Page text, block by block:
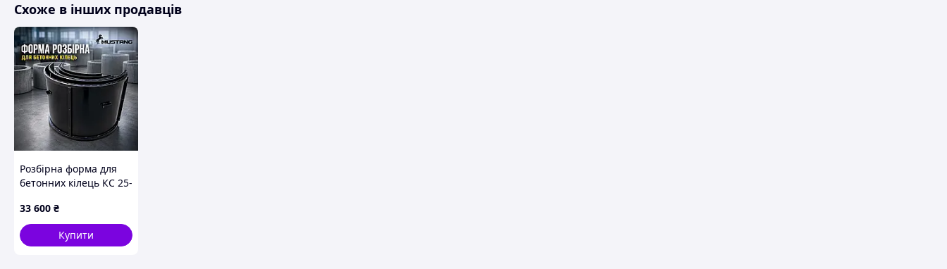
Схоже в інших продавців
Розбірна форма для
бетонних кілець КС 25-
(стінка 100 мм)
33 600 ₴
Купити